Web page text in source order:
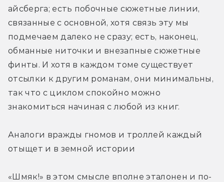
айсберга; есть побочные сюжетные линии,
связанные с основной, хотя связь эту мы
подмечаем далеко не сразу; есть, наконец,
обманные ниточки и внезапные сюжетные
финты. И хотя в каждом томе существует
отсылки к другим романам, они минимальны,
так что с циклом спокойно можно
знакомиться начиная с любой из книг.
Аналоги вражды гномов и троллей каждый
отыщет и в земной истории
«Шмяк!» в этом смысле вполне эталонен и по-